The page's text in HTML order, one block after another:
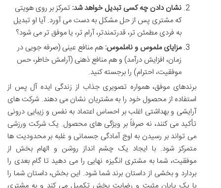
نشان دادن چه کسی تبدیل خواهد شد: تمرکز بر روی هویتی
که مشتری پس از حل مشکل به دست می آورد. آیا او تبدیل
به فردی مطمئن تر، قدرتمندتر، آرام تر، یا موفق تر می شود؟
مزایای ملموس و ناملموس: هم منافع عینی (صرفه جویی در
زمان، افزایش درآمد) و هم منافع ذهنی (آرامش خاطر، حس
موفقیت، احترام) را برجسته کنید.
برندهای موفق، همواره تصویری جذاب از زندگی ایده آل پس از
استفاده از محصول خود را به مشتریان نشان می دهند. شرکت های
آرایشی و بهداشتی اغلب بر احساس اعتماد به نفس و زیبایی درونی
تأکید می کنند، نه صرفاً بر ویژگی های محصول. یک شرکت ورزشی
می تواند بر رسیدن به اوج آمادگی جسمانی و غلبه بر محدودیت ها
متمرکز شود. با ایجاد یک چشم انداز روشن و الهام بخش از
موفقیت، شما به مشتری انگیزه نهایی را می دهید تا گام بعدی را
بردارد و بخشی از داستان برند شما شود. این بخش، داستان شما را